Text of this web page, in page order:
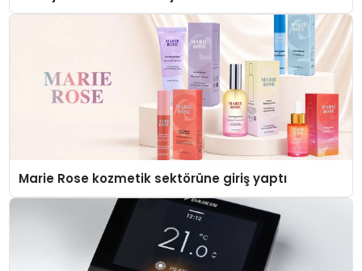
Düzenleyici Onaylarını Aldı
Marie Rose kozmetik sektörüne giriş yaptı